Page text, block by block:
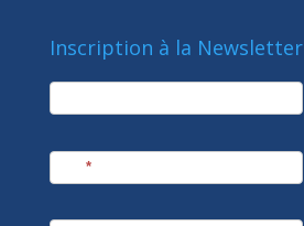
Inscription à la Newsletter
newsletter
*